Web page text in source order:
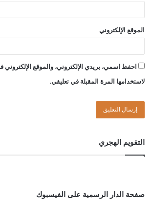
الموقع الإلكتروني
احفظ اسمي، بريدي الإلكتروني، والموقع
لاستخدامها المرة المقبلة في تعليقي.
التقويم الهجري
صفحة الدار الرسمية على الفيسبوك